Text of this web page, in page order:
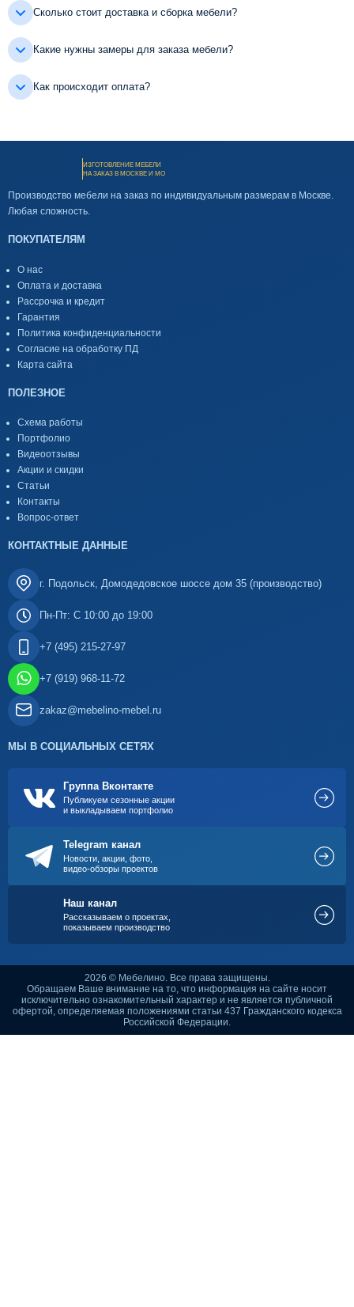
Сколько стоит доставка и сборка мебели?
Какие нужны замеры для заказа мебели?
Как происходит оплата?
ИЗГОТОВЛЕНИЕ МЕБЕЛИ
НА ЗАКАЗ В МОСКВЕ И МО
Производство мебели на заказ по индивидуальным размерам в Москве.
Любая сложность.
ПОКУПАТЕЛЯМ
О нас
Оплата и доставка
Рассрочка и кредит
Гарантия
Политика конфиденциальности
Согласие на обработку ПД
Карта сайта
ПОЛЕЗНОЕ
Схема работы
Портфолио
Видеоотзывы
Акции и скидки
Статьи
Контакты
Вопрос-ответ
КОНТАКТНЫЕ ДАННЫЕ
г. Подольск, Домодедовское шоссе дом 35 (производство)
Пн-Пт: С 10:00 до 19:00
+7 (495) 215-27-97
+7 (919) 968-11-72
zakaz@mebelino-mebel.ru
МЫ В СОЦИАЛЬНЫХ СЕТЯХ
Группа Вконтакте
Публикуем сезонные акции
и выкладываем портфолио
Telegram канал
Новости, акции, фото,
видео-обзоры проектов
Наш канал
Рассказываем о проектах,
показываем производство
2026 © Мебелино. Все права защищены.
Обращаем Ваше внимание на то, что информация на сайте носит
исключительно ознакомительный характер и не является публичной
офертой, определяемая положениями статьи 437 Гражданского кодекса
Российской Федерации.